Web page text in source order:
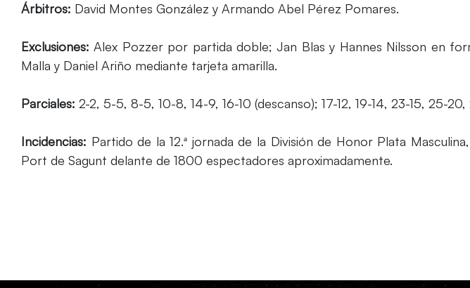
Árbitros: David Montes González y Armando Abel Pérez Pomares.
Exclusiones:Alex Pozzer por partida doble; Jan Blas y Hannes Nilsson en
Malla y Daniel Ariño mediante tarjeta amarilla.
Parciales: 2-2, 5-5, 8-5, 10-8, 14-9, 16-10 (descanso); 17-12, 19-14, 23-15, 25-20,
Incidencias: Partido de la 12.ª jornada de la División de Honor Plata
Port de Sagunt delante de 1800 espectadores aproximadamente.